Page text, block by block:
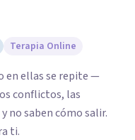
Terapia Online
en ellas se repite —
conflictos, las
no saben cómo salir.
ti.